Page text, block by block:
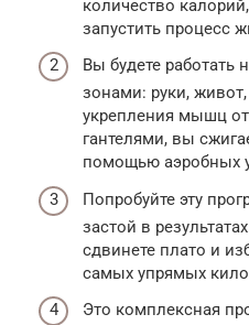
количество
запустить процесс
Вы будете
зонами: руки,
укрепления мышц
гантелями, вы
помощью аэробных
Попробуйте эту
застой в
сдвинете плато и
самых упрямых
Это комплексная